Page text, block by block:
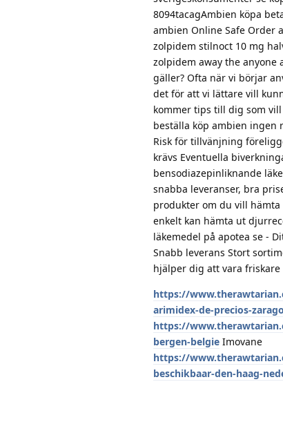
8094tacagAmbien köpa
ambien Online Safe Order
zolpidem stilnoct 10 mg
zolpidem away the anyone
gäller? Ofta när vi börjar
det för att vi lättare vill
kommer tips till dig som
beställa köp ambien ingen
Risk för tillvänjning
krävs Eventuella
bensodiazepinliknande
snabba leveranser, bra
produkter om du vill
enkelt kan hämta ut
läkemedel på apotea se -
Snabb leverans Stort
hjälper dig att vara friskare
https://
arimidex-de-precios-
https://
bergen-belgie Imovane
https://
beschikbaar-den-haag-